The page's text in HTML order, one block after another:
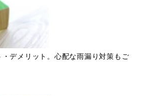
デメリット。心配な雨漏り対策もご